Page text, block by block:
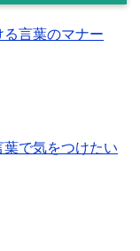
言葉のマナー
で気をつけたい